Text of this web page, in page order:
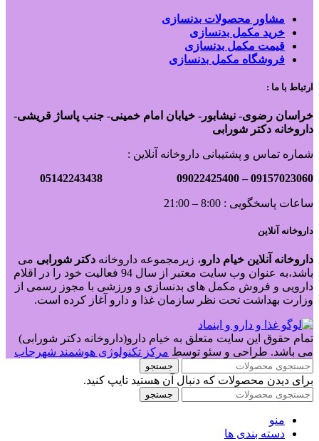
مشاور محصولات بدنسازی
خرید مکمل بدنسازی
قیمت مکمل بدنسازی
فروشگاه مکمل بدنسازی
ارتباط با ما :
خراسان رضوی- نیشابور- خیابان امام خمینی- جنب پاساژ قریشی-
داروخانه دکتر شورابی
شماره تماس و پشتیبانی داروخانه آنلاین :
09157023060 –
09022425400 05142243438
ساعات پاسخگویی : 8:00 – 21:00
داروخانه آنلاین
داروخانه آنلاین خیام دارو، زیرمجموعه داروخانه دکتر شورابی می
باشد،به عنوان وب سایت معتبر از سال 94 فعالیت خود را در اقلام
دارویی و فروش مکمل های بدنسازی و ورزشی با مجوز رسمی از
وزارت بهداشت تحت نظر سازمان غذا و دارو آغاز کرده است.
تمام حقوق این سایت متعلق به خیام دارو(داروخانه دکتر شورابی)
می باشد. طراحی و سئو توسط مرکز تکنولوژی هوشمند شهرجاب
جستجو
برای دیدن محصولات که دنبال آن هستید تایپ کنید.
جستجو
منو
دسته بندی ها